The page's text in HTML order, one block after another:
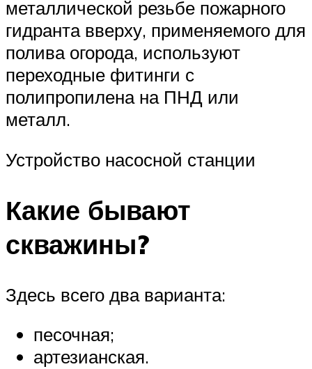
металлической резьбе пожарного
гидранта вверху, применяемого для
полива огорода, используют
переходные фитинги с
полипропилена на ПНД или
металл.
Устройство насосной станции
Какие бывают
скважины?
Здесь всего два варианта:
песочная;
артезианская.